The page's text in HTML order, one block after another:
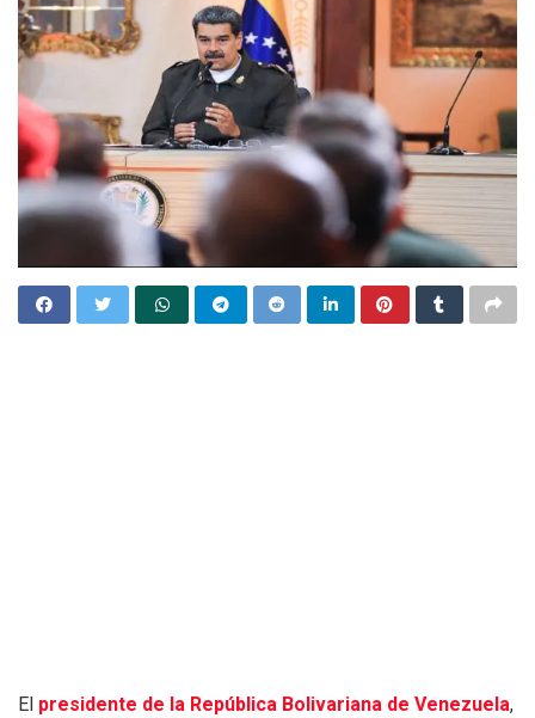
El presidente de la República Bolivariana de Venezuela,